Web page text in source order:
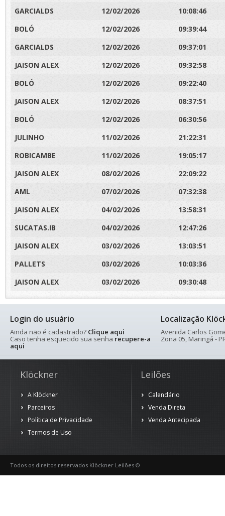
GARCIALDS
12/02/2026
10:08:46
BOLÓ
12/02/2026
09:39:44
GARCIALDS
12/02/2026
09:37:01
JAISON ALEX
12/02/2026
09:32:58
BOLÓ
12/02/2026
09:22:40
JAISON ALEX
12/02/2026
08:37:51
BOLÓ
12/02/2026
06:30:56
JULINHO
11/02/2026
21:22:31
ROBICAMBE
11/02/2026
19:05:17
JAISON ALEX
08/02/2026
22:09:22
AML
07/02/2026
07:32:38
JAISON ALEX
04/02/2026
13:58:31
SUCATAS.IB
04/02/2026
12:47:26
JAISON ALEX
03/02/2026
13:03:51
PALLETS
03/02/2026
10:03:36
JAISON ALEX
03/02/2026 09:30:48
Login do usuário
Ainda não é cadastrado? Clique aqui
Caso tenha esquecido sua senha recupere-a
aqui
Localização
Avenida Carlos
Zona 05, Maringá -
Klöckner
A Klöckner
Parceiros
Política de Privacidade
Termos de Uso
Leilões
Calendário
Venda Direta
Venda Antecipada
Todos os direitos reservados Klöckner Leilões ©